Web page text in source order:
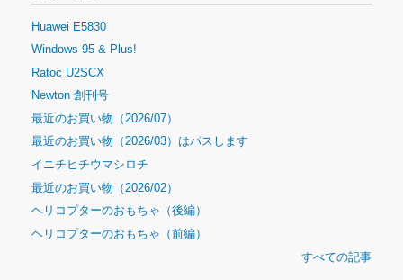
Huawei E5830
Windows 95 & Plus!
Ratoc U2SCX
Newton 創刊号
最近のお買い物（2026/07）
最近のお買い物（2026/03）はパスします
イニチヒチウマシロチ
最近のお買い物（2026/02）
ヘリコプターのおもちゃ（後編）
ヘリコプターのおもちゃ（前編）
すべての記事